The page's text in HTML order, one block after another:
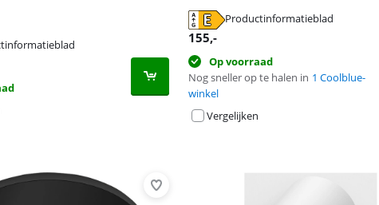
Productinformatieblad
155,-
Op voorraad
Nog sneller op te halen in 1 Coolblue-
winkel
Vergelijken
tabblad